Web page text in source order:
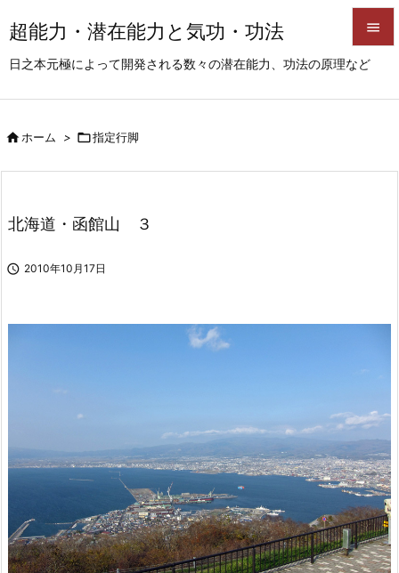
超能力・潜在能力と気功・功法
日之本元極によって開発される数々の潜在能力、功法の原理など


前へ
ホーム > 指定行脚
北海道・函館山 ３
 2010年10月17日